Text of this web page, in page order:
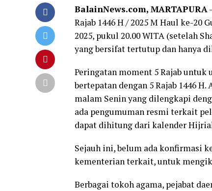
BalainNews.com, MARTAPURA
Rajab 1446 H / 2025 M Haul ke-20
2025, pukul 20.00 WITA (setelah
yang bersifat tertutup dan hanya
Peringatan moment 5 Rajab untuk
bertepatan dengan 5 Rajab 1446
malam Senin yang dilengkapi
ada pengumuman resmi terkait
dapat dihitung dari kalender
Sejauh ini, belum ada konfirmasi
kementerian terkait, untuk
Berbagai tokoh agama, pejabat